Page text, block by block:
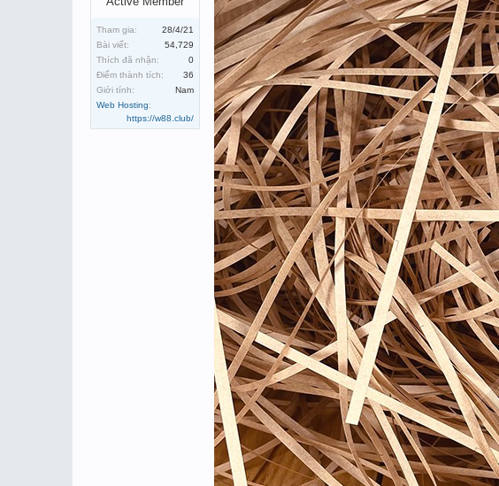
Tham gia:
28/4/21
Bài viết:
54,729
Thích đã nhận:
0
Điểm thành tích:
36
Giới tính:
Nam
Web Hosting:
https://w88.club/